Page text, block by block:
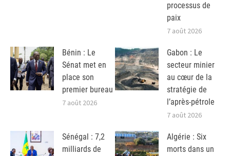
processus de
paix
7 août 2026
Bénin : Le
Sénat met en
place son
premier bureau
7 août 2026
Gabon : Le
secteur minier
au cœur de la
stratégie de
l’après-pétrole
7 août 2026
Sénégal : 7,2
milliards de
Algérie : Six
morts dans un